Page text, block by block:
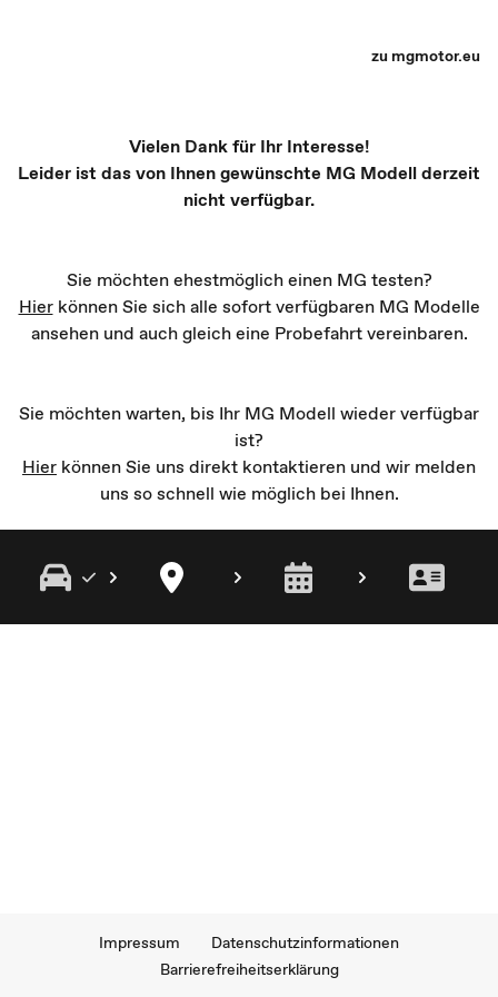
zu mgmotor.eu
Vielen Dank für Ihr Interesse!
Leider ist das von Ihnen gewünschte MG Modell derzeit
nicht verfügbar.
Sie möchten ehestmöglich einen MG testen?
Hier können Sie sich alle sofort verfügbaren MG Modelle
ansehen und auch gleich eine Probefahrt vereinbaren.
Sie möchten warten, bis Ihr MG Modell wieder verfügbar
ist?
Hier können Sie uns direkt kontaktieren und wir melden
uns so schnell wie möglich bei Ihnen.
Impressum
Datenschutzinformationen
Barrierefreiheitserklärung